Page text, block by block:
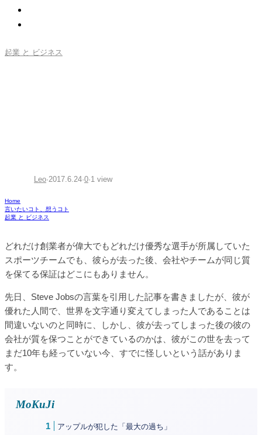
起業 と ビジネス
Leo·2017.6.24·0·1 view
Home
言いたいコト、想うコト
起業 と ビジネス
どれだけ創業者が偉大でもどれだけ優秀な選手が所属していた
スポーツチームでも、彼らが去った後、会社やチームが同じ質
を保てる保証はどこにもありません。
先日、Steve Jobsの言葉を引用した記事を書きましたが、彼が
優れた人間で、世界を文字通り変えてしまった人であることは
間違いないのと同時に、しかし、彼が去ってしまった後の彼の
会社が質を保つことができているのかは、彼がこの世を去って
まだ10年も経っていない今、すでに怪しいという話がありま
す。
MoKuJi
アップルが犯した「最大の過ち」